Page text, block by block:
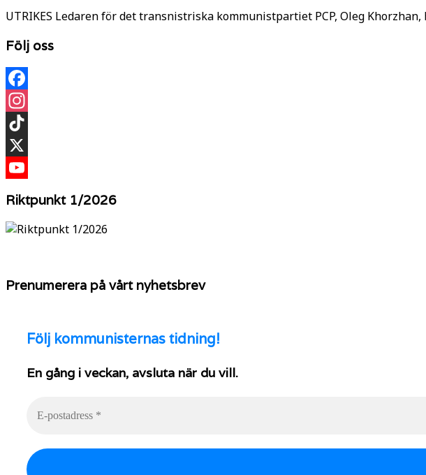
UTRIKES Ledaren för det transnistriska kommunistpartiet PCP, Oleg
Följ oss
Facebook
Instagram
TikTok
X
Riktpunkt 1/2026
Prenumerera på vårt nyhetsbrev
Följ kommunisternas tidning!
En gång i veckan, avsluta när du vill.